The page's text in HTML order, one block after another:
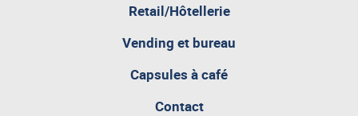
Retail/Hôtellerie
Vending et bureau
Capsules à café
Contact